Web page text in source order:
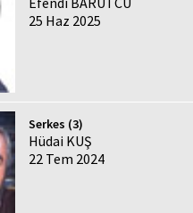
25 Haz 2025
Serkes (3)
Hüdai KUŞ
22 Tem 2024